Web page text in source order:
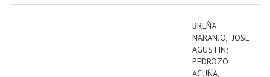
BREÑA
NARANJO, JOSE
AGUSTIN;
PEDROZO
ACUÑA,